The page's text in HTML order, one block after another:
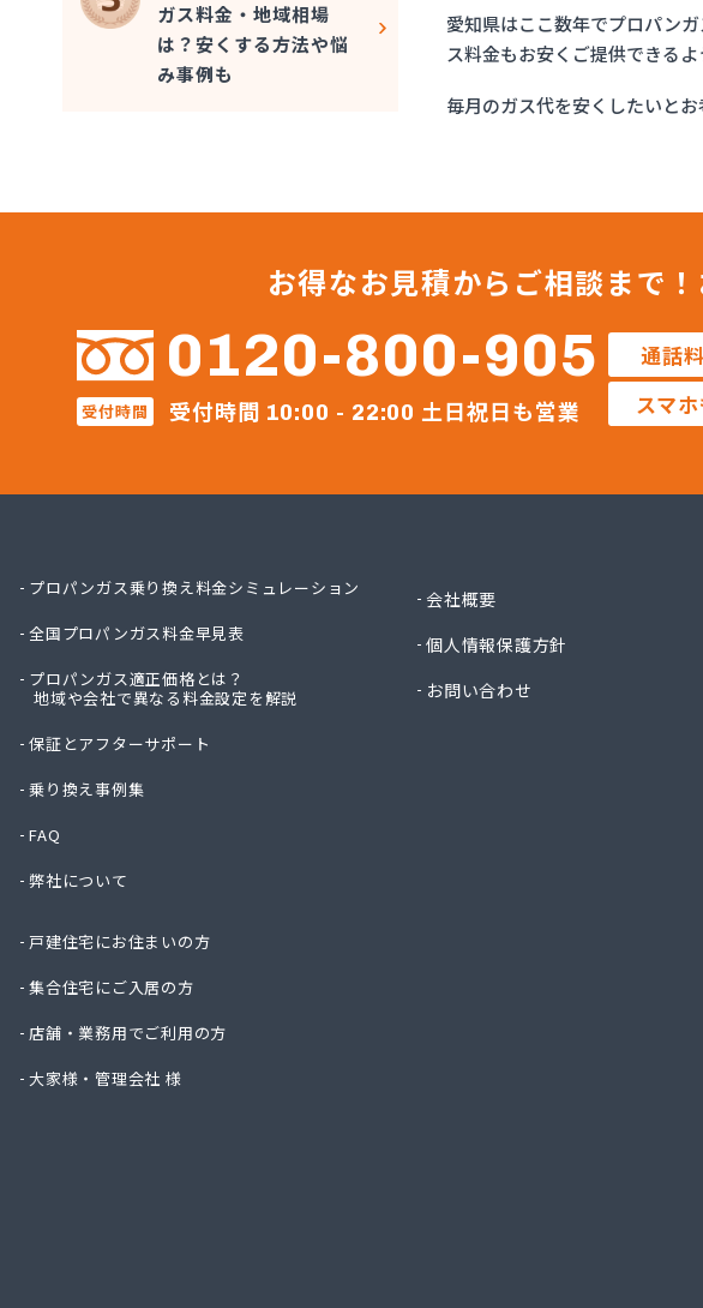
ガステックサービス株式
ガステックサービス株式
ガステックサービス株式
ガステックサービス株式
ガステックサービス株式
ガステックサービス株
ガステックサービス株式
カネテン商店
かね安商店
カネ庄津島店
サンダイ燃料店
ダイイチガスコム株式会
チリウヒーターサービス
ニイミガス株式会社
ニイミ産業株式会社 ホ
愛知県はここ数年でプロパン
ス料金もお安くご提供できる
毎月のガス代を安くしたいと
ガス料金・地域相場
は？安くする方法や悩
み事例も
お得なお見積からご相談まで！
0120-800-905
受付時間 受付時間 10:00 - 22:00 土日祝日も営業
通話
スマ
プロパンガス乗り換え料金シミュレーション
全国プロパンガス料金早見表
プロパンガス適正価格とは？
地域や会社で異なる料金設定を解説
保証とアフターサポート
乗り換え事例集
FAQ
弊社について
戸建住宅にお住まいの方
集合住宅にご入居の方
店舗・業務用でご利用の方
大家様・管理会社 様
会社概要
個人情報保護方針
お問い合わせ